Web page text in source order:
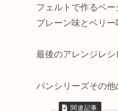
フェルトで作るベー
プレーン味とベリ
最後のアレンジレ
パンシリーズその他